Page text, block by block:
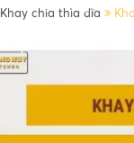
Khay chia thìa dĩa